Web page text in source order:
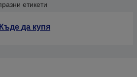
етикети
Къде да купя